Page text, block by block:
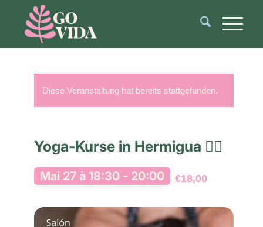
Diese Veranstaltung hat bereits stattgefunden.
Yoga-Kurse in Hermigua 🧘‍♂️
Mai 27 à 18:30- 20:00 €18,00